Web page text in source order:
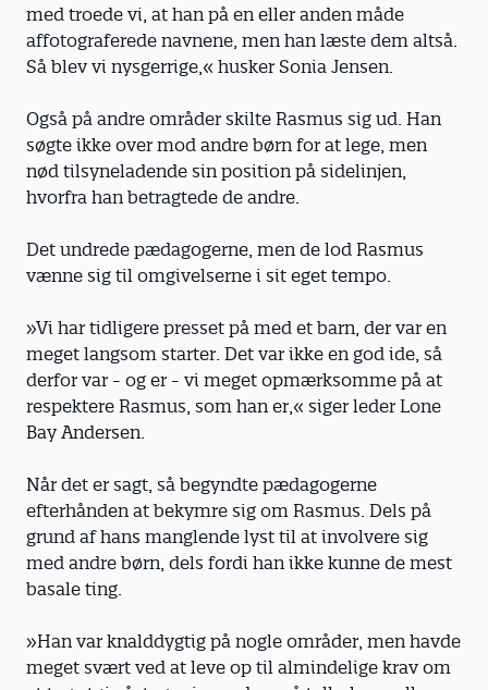
med troede vi, at han på en eller anden måde
affotograferede navnene, men han læste dem altså.
Så blev vi nysgerrige,« husker Sonia Jensen.
Også på andre områder skilte Rasmus sig ud. Han
søgte ikke over mod andre børn for at lege, men
nød tilsyneladende sin position på sidelinjen,
hvorfra han betragtede de andre.
Det undrede pædagogerne, men de lod Rasmus
vænne sig til omgivelserne i sit eget tempo.
»Vi har tidligere presset på med et barn, der var en
meget langsom starter. Det var ikke en god ide, så
derfor var - og er - vi meget opmærksomme på at
respektere Rasmus, som han er,« siger leder Lone
Bay Andersen.
Når det er sagt, så begyndte pædagogerne
efterhånden at bekymre sig om Rasmus. Dels på
grund af hans manglende lyst til at involvere sig
med andre børn, dels fordi han ikke kunne de mest
basale ting.
»Han var knalddygtig på nogle områder, men havde
meget svært ved at leve op til almindelige krav om